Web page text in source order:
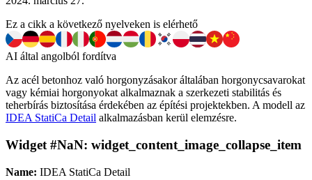
Ez a cikk a következő nyelveken is elérhető
AI által angolból fordítva
Az acél betonhoz való horgonyzásakor általában horgonycsavarokat
vagy kémiai horgonyokat alkalmaznak a szerkezeti stabilitás és
teherbírás biztosítása érdekében az építési projektekben. A modell az
IDEA StatiCa Detail alkalmazásban kerül elemzésre.
Widget #NaN: widget_content_image_collapse_item
Name: IDEA StatiCa Detail